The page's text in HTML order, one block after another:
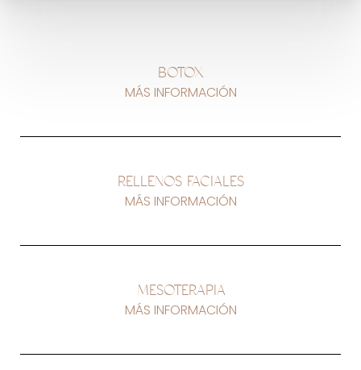
BOTOX
MÁS INFORMACIÓN
RELLENOS FACIALES
MÁS INFORMACIÓN
MESOTERAPIA
MÁS INFORMACIÓN